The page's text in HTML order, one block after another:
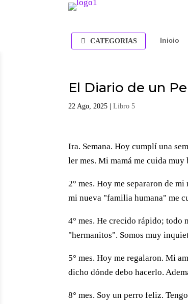
CATEGORIAS Inicio
El Diario de un
22 Ago, 2025 |Libro 5
Ira. Semana. Hoy cumplí una
ler mes. Mi mamá me cuida muy
2° mes. Hoy me separaron de
mi nueva "familia humana" me
4° mes. He crecido rápido; todo
"hermanitos". Somos muy
5° mes. Hoy me regalaron. Mi
dicho dónde debo hacerlo.
8° mes. Soy un perro feliz.